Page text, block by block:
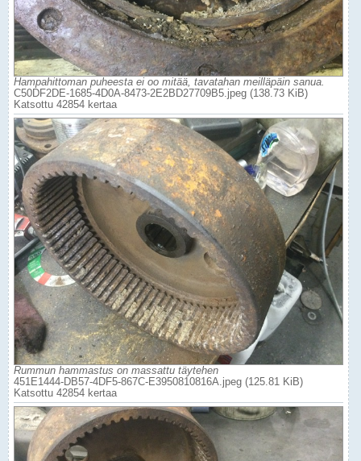
Hampahittoman puheesta ei oo mitää, tavatahan meilläpäin sanua.
C50DF2DE-1685-4D0A-8473-2E2BD27709B5.jpeg (138.73 KiB)
Katsottu 42854 kertaa
Rummun hammastus on massattu täytehen
451E1444-DB57-4DF5-867C-E3950810816A.jpeg (125.81 KiB)
Katsottu 42854 kertaa